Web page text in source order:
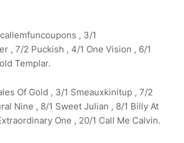
, 3/1
, 7/2 Puckish , 4/1 One Vision , 6/1
Templar.
Of Gold , 3/1 Smeauxkinitup , 7/2
Nine , 8/1 Sweet Julian , 8/1 Billy At
One , 20/1 Call Me Calvin.